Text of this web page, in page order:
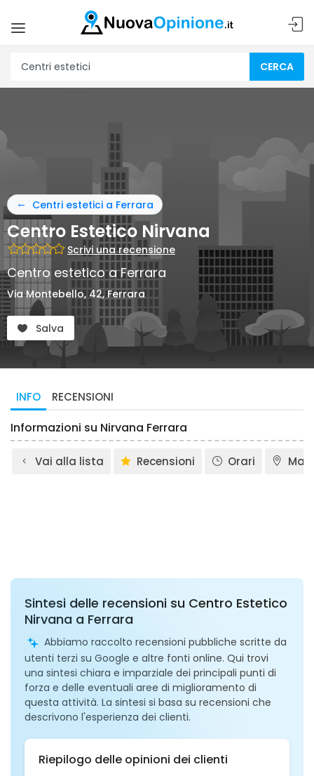
CERCA
Centri estetici a Ferrara
Centro Estetico Nirvana
Scrivi una recensione
Centro estetico a Ferrara
Via Montebello, 42, Ferrara
Salva
INFO RECENSIONI
Informazioni su Nirvana Ferrara
Vai alla lista Recensioni Orari
Sintesi delle recensioni su Centro Estetico
Nirvana a Ferrara
Abbiamo raccolto recensioni pubbliche scritte da
utenti terzi su Google e altre fonti online. Qui trovi
una sintesi chiara e imparziale dei principali punti di
forza e delle eventuali aree di miglioramento di
questa attività. La sintesi si basa su recensioni che
descrivono l'esperienza dei clienti.
Riepilogo delle opinioni dei clienti